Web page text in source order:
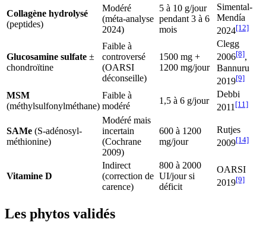
Collagène hydrolysé
(peptides)
Modéré
(méta-analyse
2024)
5 à 10 g/jour
pendant 3 à 6
mois
Simental-
Mendía
2024[12]
Glucosamine sulfate ±
chondroïtine
Faible à
controversé
(OARSI
déconseille)
1500 mg +
1200 mg/jour
Clegg
2006[8],
Bannuru
2019[9]
MSM
(méthylsulfonylméthane)
Faible à
modéré
1,5 à 6 g/jour
Debbi
2011[11]
SAMe (S-adénosyl-
méthionine)
Modéré mais
incertain
(Cochrane
2009)
600 à 1200
mg/jour
Rutjes
2009[14]
Vitamine D
Indirect
(correction de
carence)
800 à 2000
UI/jour si
déficit
OARSI
2019[9]
Les phytos validés